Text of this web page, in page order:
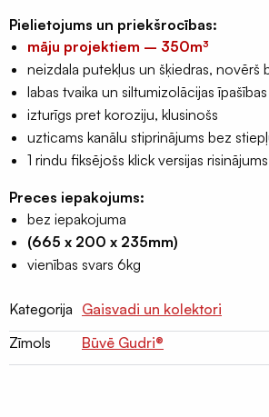
Pielietojums un priekšrocības:
māju projektiem – 350m³
neizdala putekļus un šķiedras, novērš
labas tvaika un siltumizolācijas īpašības
izturīgs pret koroziju, klusinošs
uzticams kanālu stiprinājums bez
1 rindu fiksējošs klick versijas risinājums
Preces iepakojums:
bez iepakojuma
(665 x 200 x 235mm)
vienības svars 6kg
Kategorija Gaisvadi un kolektori
Zīmols
Būvē Gudri®
Fasādes
lentas
EPDM
Terases
lentas
EPDM
lentas
latojumam
Palīgmateriāli
pieslēgumu
līmes
Gruntis